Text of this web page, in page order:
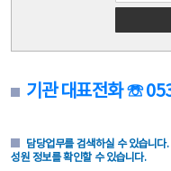
기관 대표전화 ☏
담당업무를 검색하실 수 있습니
성원 정보를 확인할 수 있습니다.